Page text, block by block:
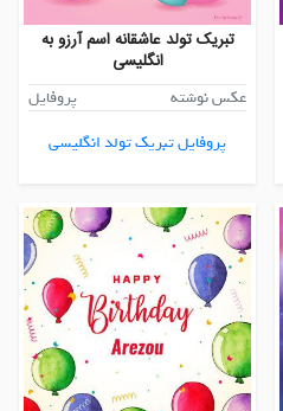
تبریک تولد عاشقانه اسم آرزو به
انگلیسی
عکس نوشته
پروفایل
پروفایل تبریک تولد انگلیسی